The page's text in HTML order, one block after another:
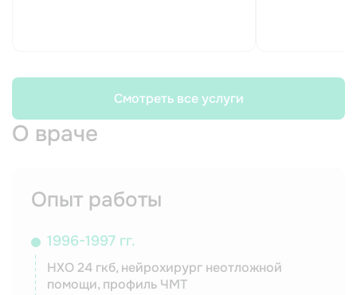
Смотреть все услуги
О враче
Опыт работы
1996-1997 гг.
НХО 24 гкб, нейрохирург неотложной
помощи, профиль ЧМТ